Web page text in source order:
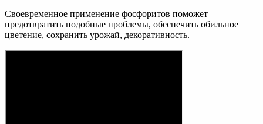
Своевременное применение фосфоритов поможет
предотвратить подобные проблемы, обеспечить обильное
цветение, сохранить урожай, декоративность.